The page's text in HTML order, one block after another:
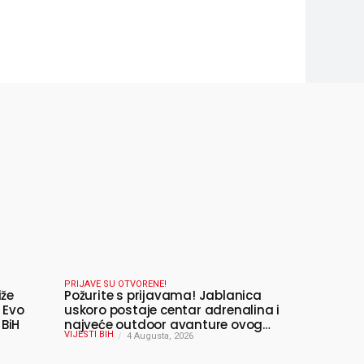
PRIJAVE SU OTVORENE!
Požurite s prijavama! Jablanica
uskoro postaje centar adrenalina i
najveće outdoor avanture ovog
ljeta
VIJESTI BIH 4 Augusta, 2026